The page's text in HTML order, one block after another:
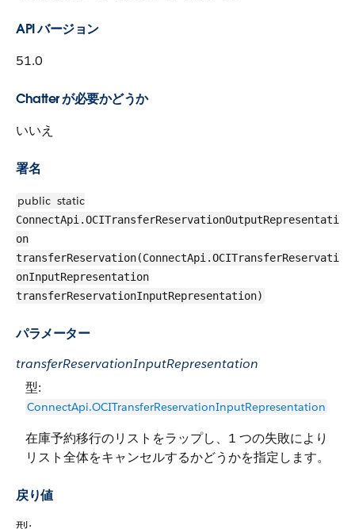
API バージョン
51.0
Chatter が必要かどうか
いいえ
署名
public static
ConnectApi.OCITransferReservationOutputRepresentati
on
transferReservation(ConnectApi.OCITransferReservati
onInputRepresentation
transferReservationInputRepresentation)
パラメーター
transferReservationInputRepresentation
型:
ConnectApi.OCITransferReservationInputRepresentation
在庫予約移行のリストをラップし、1 つの失敗により
リスト全体をキャンセルするかどうかを指定します。
戻り値